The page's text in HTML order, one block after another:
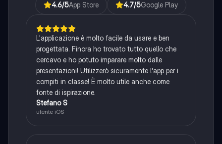
4.6/5App Store 4.7/5Google Play
L'applicazione è molto facile da usare e ben
progettata. Finora ho trovato tutto quello che
cercavo e ho potuto imparare molto dalle
presentazioni! Utilizzerò sicuramente l'app per i
compiti in classe! È molto utile anche come
fonte di ispirazione.
Stefano S
utente iOS